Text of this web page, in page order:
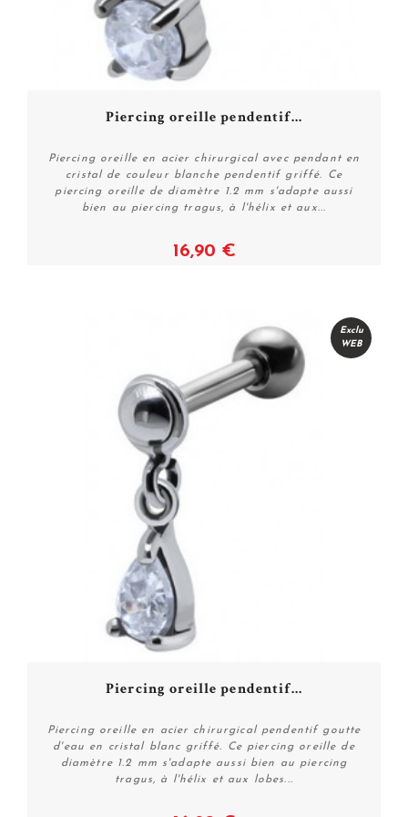
Plus de détails
Piercing oreille pendentif...
Piercing oreille en acier chirurgical avec pendant en
cristal de couleur blanche pendentif griffé. Ce
piercing oreille de diamètre 1.2 mm s'adapte aussi
bien au piercing tragus, à l'hélix et aux...
16,90 €
Exclu
WEB
Piercing oreille pendentif...
Piercing oreille en acier chirurgical pendentif goutte
d'eau en cristal blanc griffé. Ce piercing oreille de
diamètre 1.2 mm s'adapte aussi bien au piercing
tragus, à l'hélix et aux lobes...